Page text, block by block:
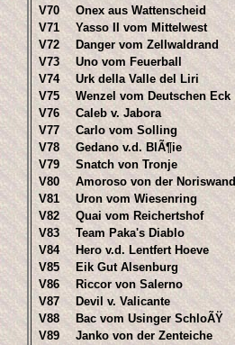
V70
Onex aus Wattenscheid
V71
Yasso II vom Mittelwest
V72
Danger vom Zellwaldrand
V73
Uno vom Feuerball
V74
Urk della Valle del Liri
V75
Wenzel vom Deutschen Eck
V76
Caleb v. Jabora
V77
Carlo vom Solling
V78
Gedano v.d. BlÃ¶ie
V79
Snatch von Tronje
V80
Amoroso von der Noriswand
V81
Uron vom Wiesenring
V82
Quai vom Reichertshof
V83
Team Paka's Diablo
V84
Hero v.d. Lentfert Hoeve
V85
Eik Gut Alsenburg
V86
Riccor von Salerno
V87
Devil v. Valicante
V88
Bac vom Usinger SchloÃŸ
V89
Janko von der Zenteiche